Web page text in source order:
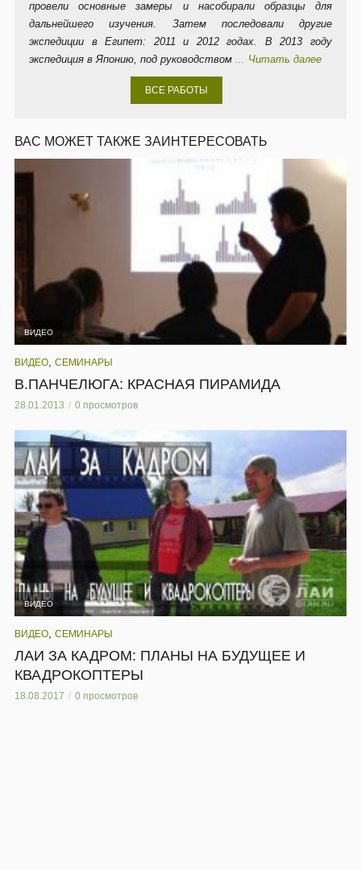
провели основные замеры и насобирали образцы для
дальнейшего изучения. Затем последовали другие
экспедиции в Египет: 2011 и 2012 годах. В 2013 году
экспедиция в Японию, под руководством ... Читать далее
ВСЕ РАБОТЫ
ВАС МОЖЕТ ТАКЖЕ ЗАИНТЕРЕСОВАТЬ
ВИДЕО
ВИДЕО СЕМИНАРЫ
В.ПАНЧЕЛЮГА: КРАСНАЯ ПИРАМИДА
28.01.2013 0 просмотров
ВИДЕО
ВИДЕО СЕМИНАРЫ
ЛАИ ЗА КАДРОМ: ПЛАНЫ НА БУДУЩЕЕ И
КВАДРОКОПТЕРЫ
18.08.2017 0 просмотров